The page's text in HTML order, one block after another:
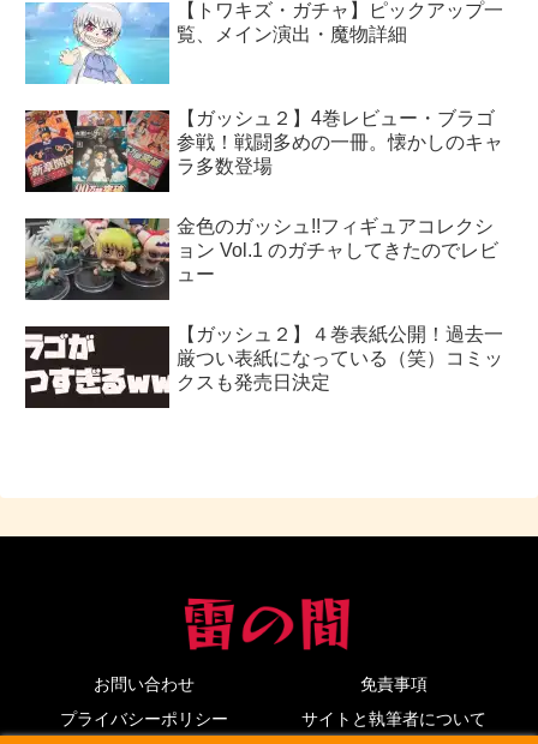
【トワキズ・ガチャ】ピックアップ一
覧、メイン演出・魔物詳細
【ガッシュ２】4巻レビュー・ブラゴ
参戦！戦闘多めの一冊。懐かしのキャ
ラ多数登場
金色のガッシュ!!フィギュアコレクシ
ョン Vol.1 のガチャしてきたのでレビ
ュー
【ガッシュ２】４巻表紙公開！過去一
厳つい表紙になっている（笑）コミッ
クスも発売日決定
お問い合わせ
免責事項
プライバシーポリシー
サイトと執筆者について